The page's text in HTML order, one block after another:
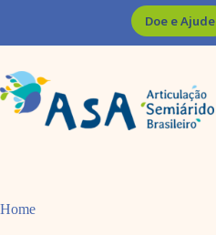
Doe e Ajude
Home